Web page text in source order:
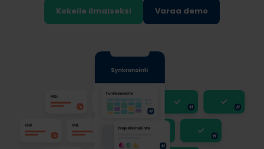
Kokeile ilmaiseksi Varaa demo